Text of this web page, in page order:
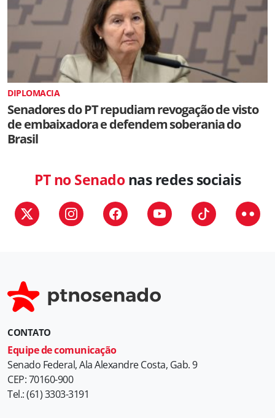
DIPLOMACIA
Senadores do PT repudiam revogação de visto
de embaixadora e defendem soberania do
Brasil
PT no Senadonas redes sociais
CONTATO
Equipe de comunicação
Senado Federal, Ala Alexandre Costa, Gab. 9
CEP: 70160-900
Tel.: (61) 3303-3191